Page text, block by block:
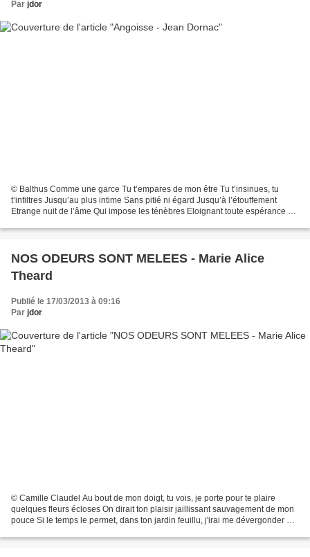
Par jdor
© Balthus Comme une garce Tu t’empares de mon être Tu t’insinues, tu
t’infiltres Jusqu’au plus intime Sans pitié ni égard Jusqu’à l’étouffement
Etrange nuit de l’âme Qui impose les ténèbres Eloignant toute espérance Tu
NOS ODEURS SONT MELEES - Marie Alice
Theard
Publié le 17/03/2013 à 09:16
Par jdor
© Camille Claudel Au bout de mon doigt, tu vois, je porte pour te plaire
quelques fleurs écloses On dirait ton plaisir jaillissant sauvagement de mon
pouce Si le temps le permet, dans ton jardin feuillu, j'irai me dévergonder et